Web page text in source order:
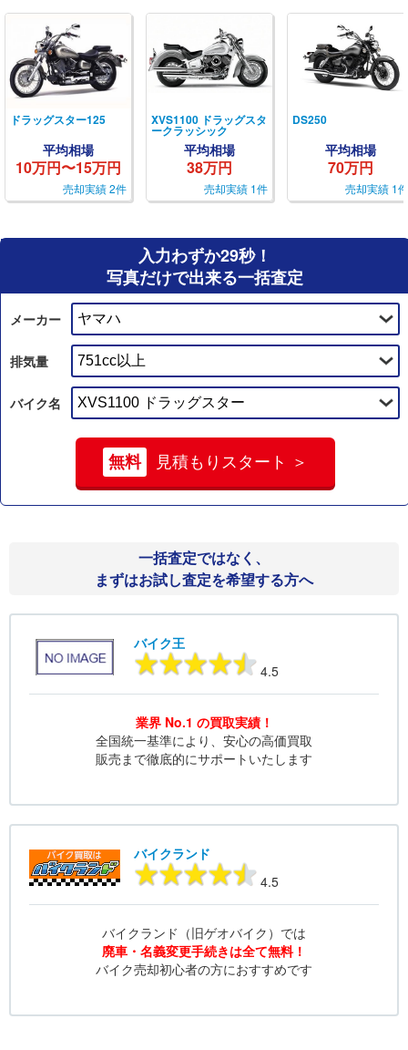
ドラッグスター125
平均相場
10万円〜15万円
売却実績 2件
XVS1100 ドラッグスタ
ークラッシック
平均相場
38万円
売却実績 1件
DS250
平均相場
70万円
売却実績 1件
入力わずか29秒！
写真だけで出来る一括査定
メーカー
排気量
バイク名
無料 見積もりスタート ＞
一括査定ではなく、
まずはお試し査定を希望する方へ
バイク王
4.5
業界 No.1 の買取実績！
全国統一基準により、安心の高価買取
販売まで徹底的にサポートいたします
バイクランド
4.5
バイクランド（旧ゲオバイク）では
廃車・名義変更手続きは全て無料！
バイク売却初心者の方におすすめです